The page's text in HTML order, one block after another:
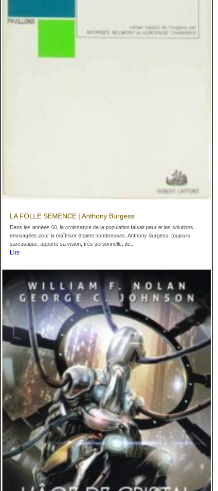
LA FOLLE SEMENCE | Anthony Burgess
Dans les années 60, la croissance de la population faisait peur et les solutions
envisagées pour la maîtriser étaient nombreuses. Anthony Burgess, toujours
sarcastique, apporte sa vision, très personnelle, de...
Lire